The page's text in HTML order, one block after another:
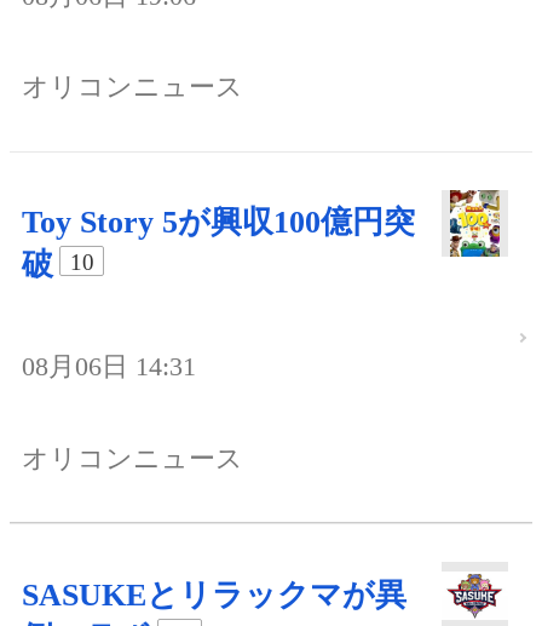
オリコンニュース
Toy Story 5が興収100億円突
破
10
08月06日 14:31
オリコンニュース
SASUKEとリラックマが異